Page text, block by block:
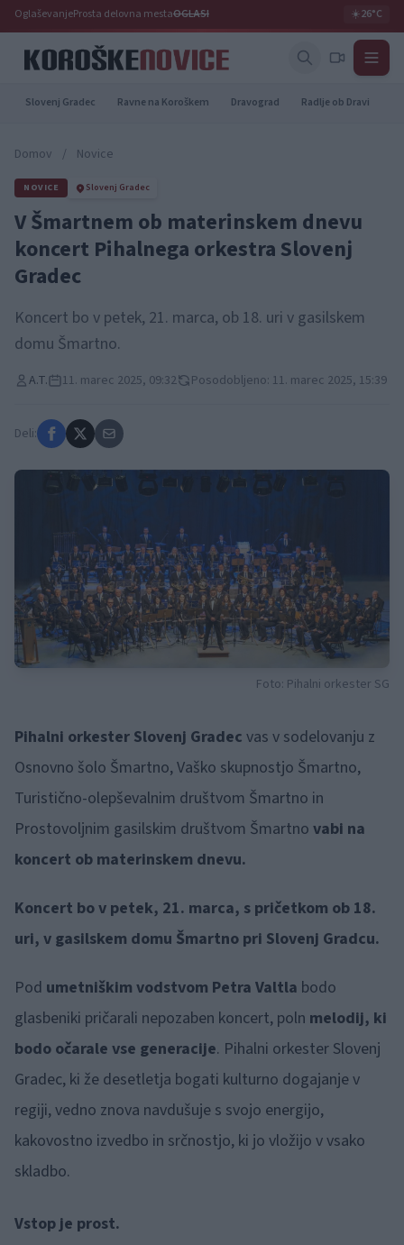
OglaševanjeProsta delovna mestaOGLASI ☀️26°C
Slovenj Gradec Ravne na Koroškem Dravograd Radlje ob Dravi
Domov / Novice
NOVICE Slovenj Gradec
V Šmartnem ob materinskem dnevu
koncert Pihalnega orkestra Slovenj
Gradec
Koncert bo v petek, 21. marca, ob 18. uri v gasilskem
domu Šmartno.
A.T. 11. marec 2025, 09:32 Posodobljeno: 11. marec 2025, 15:39
Deli:
Foto: Pihalni orkester SG
Pihalni orkester Slovenj Gradec vas v sodelovanju z
Osnovno šolo Šmartno, Vaško skupnostjo Šmartno,
Turistično-olepševalnim društvom Šmartno in
Prostovoljnim gasilskim društvom Šmartno vabi na
koncert ob materinskem dnevu.
Koncert bo v petek, 21. marca, s pričetkom ob 18.
uri, v gasilskem domu Šmartno pri Slovenj Gradcu.
Pod umetniškim vodstvom Petra Valtla bodo
glasbeniki pričarali nepozaben koncert, poln melodij, ki
bodo očarale vse generacije. Pihalni orkester Slovenj
Gradec, ki že desetletja bogati kulturno dogajanje v
regiji, vedno znova navdušuje s svojo energijo,
kakovostno izvedbo in srčnostjo, ki jo vložijo v vsako
skladbo.
Vstop je prost.